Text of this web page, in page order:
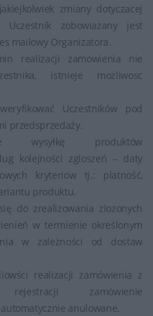
zmiany dotyczacej
Uczestnik zobowiazany jest
mailowy Organizatora.
realizacji zamowienia nie
istnieje mozliwosc
Uczestników pod
przedsprzedaży.
wysyłkę produktów
kolejności zgloszeń – daty
kryteriow tj.: platność,
produktu.
do zrealizowania zlozonych
w termienie określonym
w zależności od dostaw
realizacji zamówienia z
rejestracji zamówienie
anulowane.